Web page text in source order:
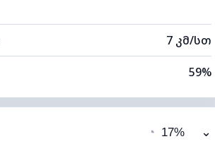
7 კმ/სთ
59%
78%
10 კმ
◔ 17% ⌄